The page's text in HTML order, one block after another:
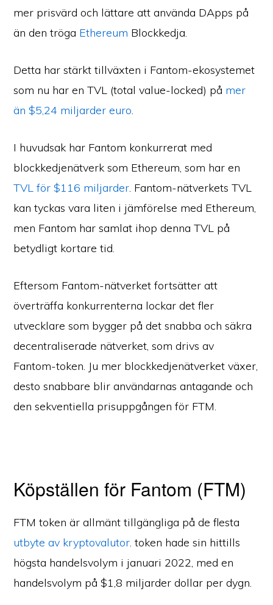
mer prisvärd och lättare att använda DApps på
än den tröga Ethereum Blockkedja.
Detta har stärkt tillväxten i Fantom-ekosystemet
som nu har en TVL (total value-locked) på mer
än $5,24 miljarder euro.
I huvudsak har Fantom konkurrerat med
blockkedjenätverk som Ethereum, som har en
TVL för $116 miljarder. Fantom-nätverkets TVL
kan tyckas vara liten i jämförelse med Ethereum,
men Fantom har samlat ihop denna TVL på
betydligt kortare tid.
Eftersom Fantom-nätverket fortsätter att
överträffa konkurrenterna lockar det fler
utvecklare som bygger på det snabba och säkra
decentraliserade nätverket, som drivs av
Fantom-token. Ju mer blockkedjenätverket växer,
desto snabbare blir användarnas antagande och
den sekventiella prisuppgången för FTM.
Köpställen för Fantom (FTM)
FTM token är allmänt tillgängliga på de flesta
utbyte av kryptovalutor. token hade sin hittills
högsta handelsvolym i januari 2022, med en
handelsvolym på $1,8 miljarder dollar per dygn.